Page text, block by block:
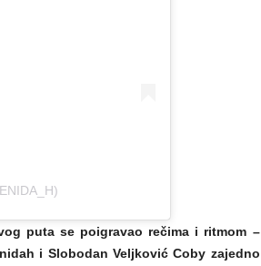
puta se poigravao rečima i ritmom –
i Slobodan Veljković Coby zajedno